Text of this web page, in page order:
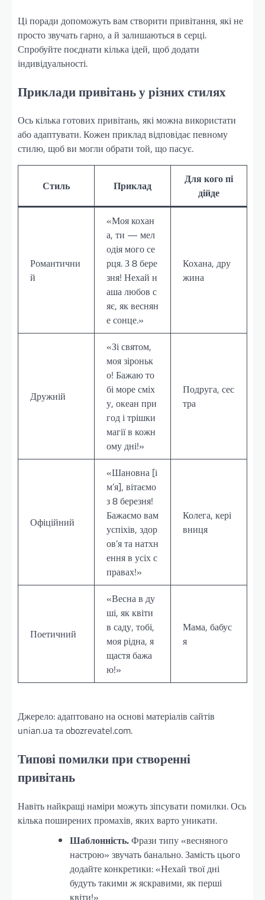
Ці поради допоможуть вам створити привітання, які не
просто звучать гарно, а й залишаються в серці.
Спробуйте поєднати кілька ідей, щоб додати
індивідуальності.
Приклади привітань у різних стилях
Ось кілька готових привітань, які можна використати
або адаптувати. Кожен приклад відповідає певному
стилю, щоб ви могли обрати той, що пасує.
Стиль Приклад
Для кого пі
дійде
Романтични
й
«Моя кохан
а, ти — мел
одія мого се
рця. З 8 бере
зня! Нехай н
аша любов с
яє, як веснян
е сонце.»
Кохана, дру
жина
Дружній
«Зі святом,
моя зіроньк
о! Бажаю то
бі море сміх
у, океан при
год і трішки
магії в кожн
ому дні!»
Подруга, сес
тра
Офіційний
«Шановна [і
м’я], вітаємо
з 8 березня!
Бажаємо вам
успіхів, здор
ов’я та натхн
ення в усіх с
правах!»
Колега, кері
вниця
Поетичний
«Весна в ду
ші, як квіти
в саду, тобі,
моя рідна, я
щастя бажа
ю!»
Мама, бабус
я
Джерело: адаптовано на основі матеріалів сайтів
unian.ua та obozrevatel.com.
Типові помилки при створенні
привітань
Навіть найкращі наміри можуть зіпсувати помилки. Ось
кілька поширених промахів, яких варто уникати.
Шаблонність.Фрази типу «весняного
настрою» звучать банально. Замість цього
додайте конкретики: «Нехай твої дні
будуть такими ж яскравими, як перші
квіти!»